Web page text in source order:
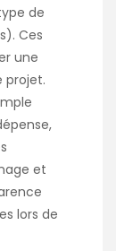
de
Ces
une
projet.
et
lors de